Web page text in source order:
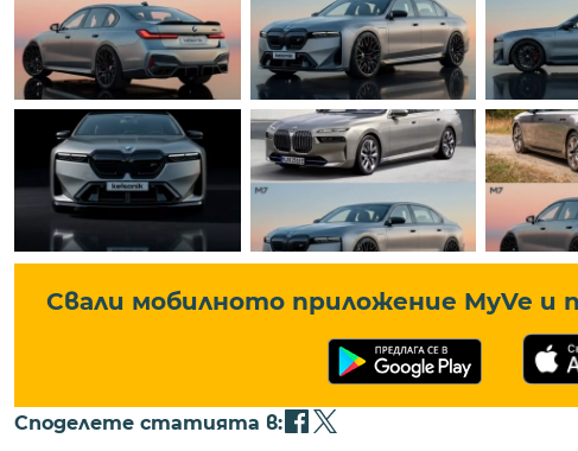
Свали мобилното приложение MyVe и
Споделете статията в: